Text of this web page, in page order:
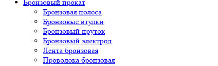
Бронзовый прокат
Бронзовая полоса
Бронзовые втулки
Бронзовый пруток
Бронзовый электрод
Лента бронзовая
Проволока бронзовая